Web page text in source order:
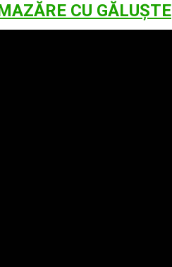
CU GĂLUȘTE